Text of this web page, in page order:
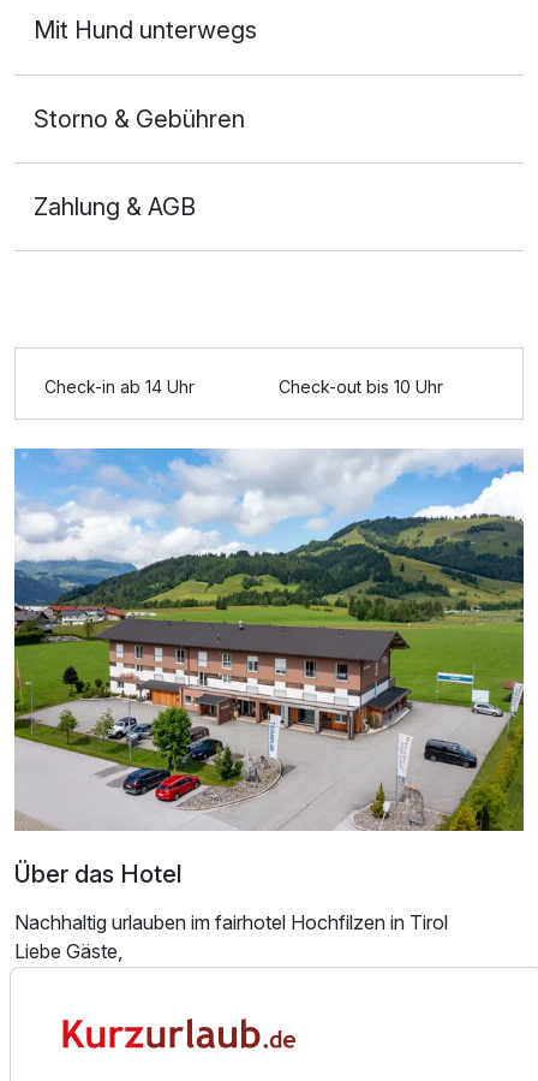
Für 7 Tage p.P. ab510,00 €
Doppelzimmer Komfort
2 Erwachsene
Mit Hund unterwegs
Storno & Gebühren
Zahlung & AGB
Check-in ab 14 Uhr Check-out bis 10 Uhr
Über das Hotel
Nachhaltig urlauben im fairhotel Hochfilzen in Tirol
Liebe Gäste,
Urlaub versprechen. Ihre Entscheidung für unser Hotel